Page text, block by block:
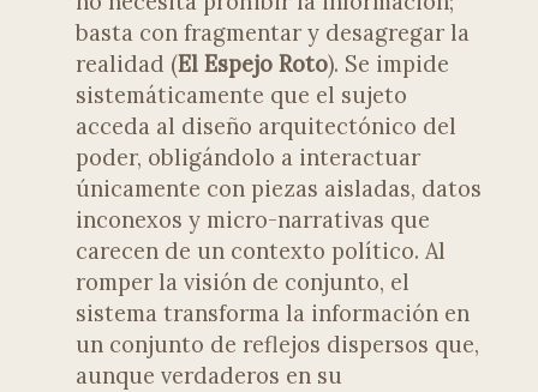
basta con fragmentar y desagregar la
realidad (El Espejo Roto). Se impide
sistemáticamente que el sujeto
acceda al diseño arquitectónico del
poder, obligándolo a interactuar
únicamente con piezas aisladas, datos
inconexos y micro-narrativas que
carecen de un contexto político. Al
romper la visión de conjunto, el
sistema transforma la información en
un conjunto de reflejos dispersos que,
aunque verdaderos en su